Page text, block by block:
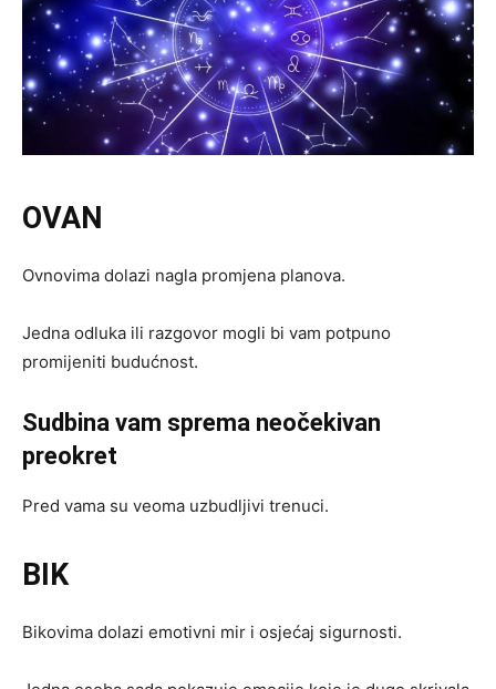
OVAN
Ovnovima dolazi nagla promjena planova.
Jedna odluka ili razgovor mogli bi vam potpuno
promijeniti budućnost.
Sudbina vam sprema neočekivan
preokret
Pred vama su veoma uzbudljivi trenuci.
BIK
Bikovima dolazi emotivni mir i osjećaj sigurnosti.